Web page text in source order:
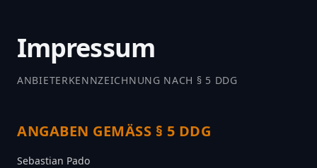
Impressum
ANBIETERKENNZEICHNUNG NACH § 5 DDG
ANGABEN GEMÄSS § 5 DDG
Sebastian Pado